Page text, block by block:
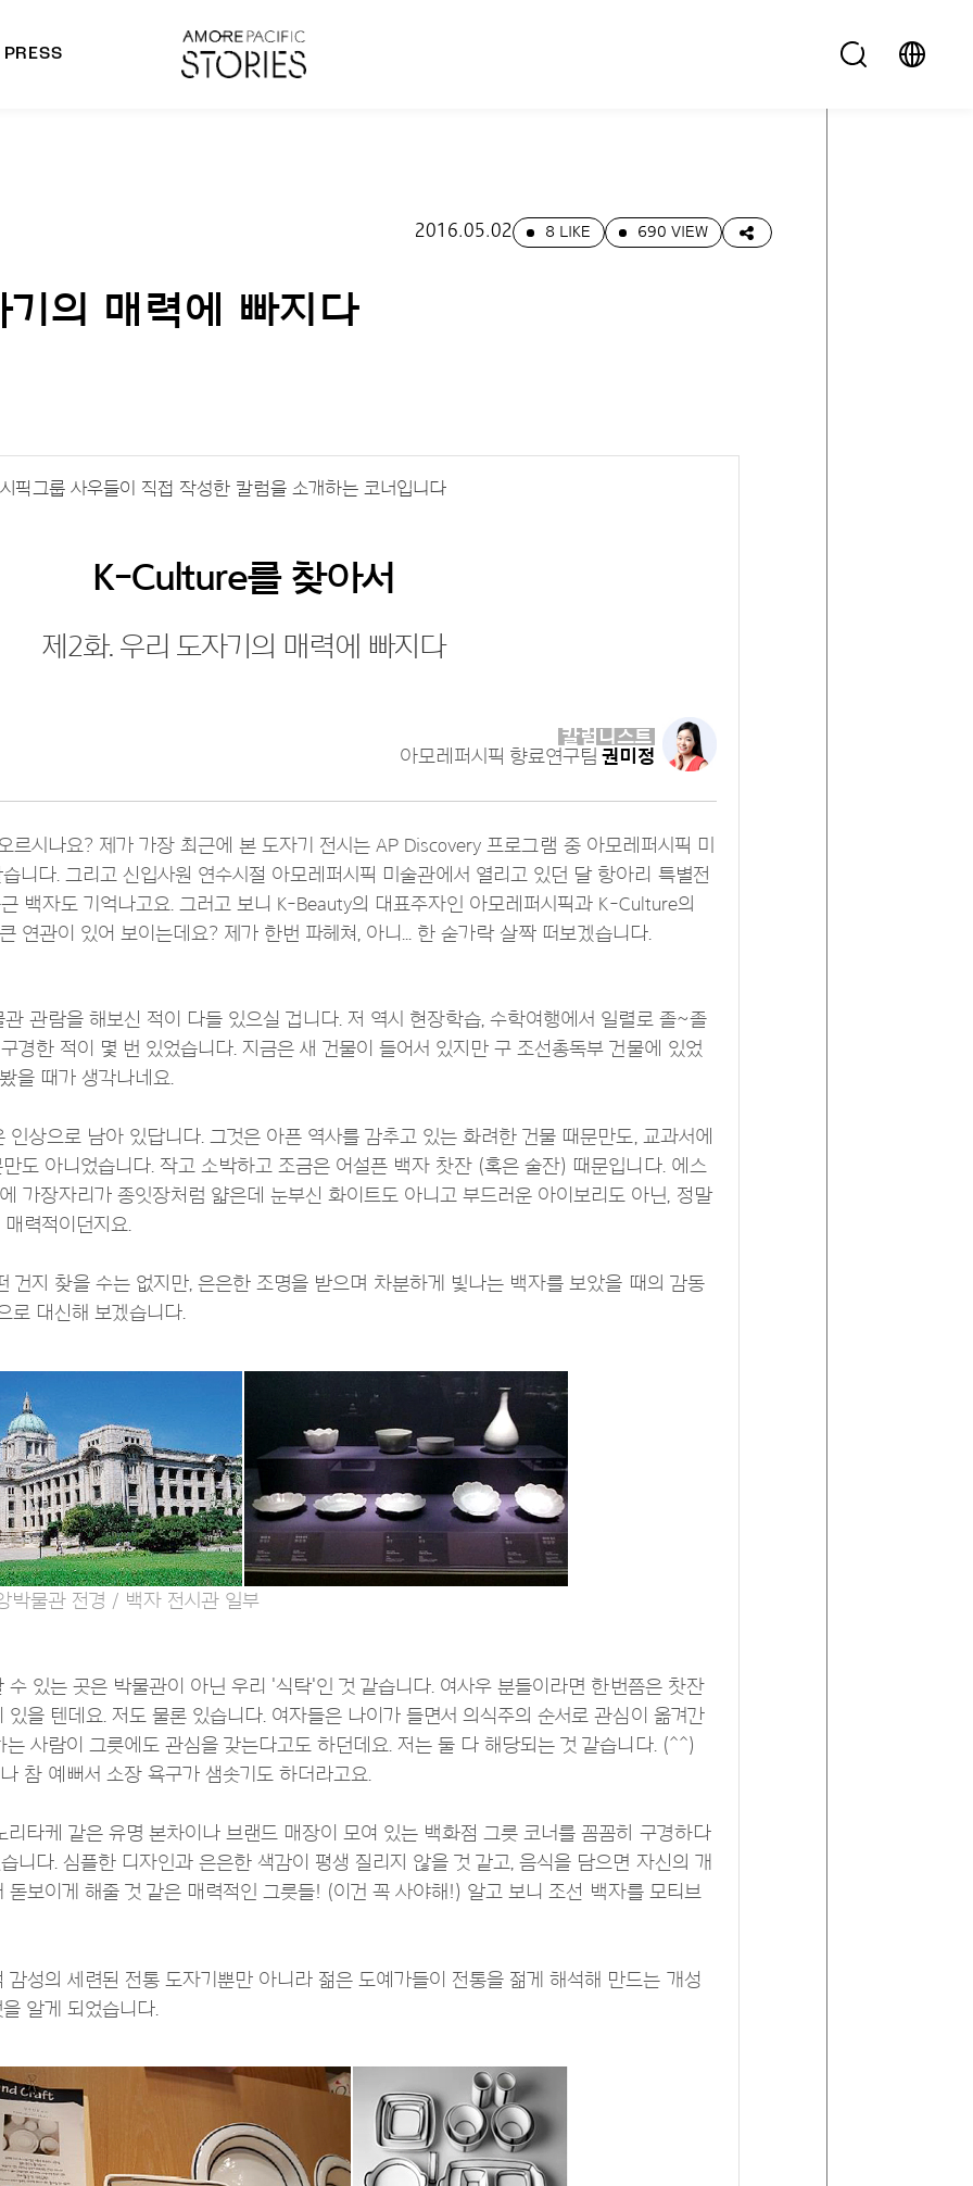
PRESS
2016.05.02 8 LIKE 690 VIEW
의 매력에 빠지다
픽그룹 사우들이 직접 작성한 칼럼을 소개하는 코너입니다
K-Culture를 찾아서
제2화. 우리 도자기의 매력에 빠지다
칼럼니스트
아모레퍼시픽 향료연구팀 권미정
르시나요? 제가 가장 최근에 본 도자기 전시는 AP Discovery 프로그램 중 아모레퍼시픽 미
니다. 그리고 신입사원 연수시절 아모레퍼시픽 미술관에서 열리고 있던 달 항아리 특별전
백자도 기억나고요. 그러고 보니 K-Beauty의 대표주자인 아모레퍼시픽과 K-Culture의
연관이 있어 보이는데요? 제가 한번 파헤쳐, 아니... 한 숟가락 살짝 떠보겠습니다.
관람을 해보신 적이 다들 있으실 겁니다. 저 역시 현장학습, 수학여행에서 일렬로 졸~졸
경한 적이 몇 번 있었습니다. 지금은 새 건물이 들어서 있지만 구 조선총독부 건물에 있었
을 때가 생각나네요.
상으로 남아 있답니다. 그것은 아픈 역사를 감추고 있는 화려한 건물 때문만도, 교과서에
도 아니었습니다. 작고 소박하고 조금은 어설픈 백자 찻잔 (혹은 술잔) 때문입니다. 에스
가장자리가 종잇장처럼 얇은데 눈부신 화이트도 아니고 부드러운 아이보리도 아닌, 정말
력적이던지요.
건지 찾을 수는 없지만, 은은한 조명을 받으며 차분하게 빛나는 백자를 보았을 때의 감동
로 대신해 보겠습니다.
박물관 전경 / 백자 전시관 일부
수 있는 곳은 박물관이 아닌 우리 '식탁'인 것 같습니다. 여사우 분들이라면 한번쯤은 찻잔
을 텐데요. 저도 물론 있습니다. 여자들은 나이가 들면서 의식주의 순서로 관심이 옮겨간
사람이 그릇에도 관심을 갖는다고도 하던데요. 저는 둘 다 해당되는 것 같습니다. (^^)
참 예뻐서 소장 욕구가 샘솟기도 하더라고요.
리타케 같은 유명 본차이나 브랜드 매장이 모여 있는 백화점 그릇 코너를 꼼꼼히 구경하다
니다. 심플한 디자인과 은은한 색감이 평생 질리지 않을 것 같고, 음식을 담으면 자신의 개
보이게 해줄 것 같은 매력적인 그릇들! (이건 꼭 사야해!) 알고 보니 조선 백자를 모티브
성의 세련된 전통 도자기뿐만 아니라 젊은 도예가들이 전통을 젊게 해석해 만드는 개성
알게 되었습니다.